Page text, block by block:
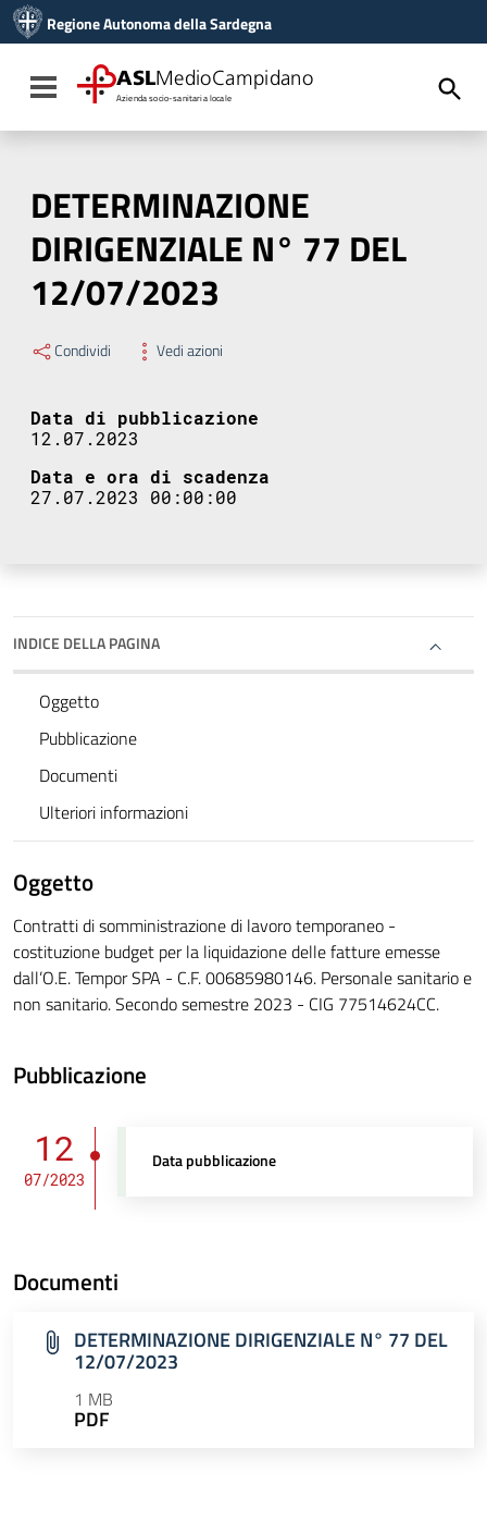
Vai al menu di navigazione
Vai al footer
Regione Autonoma della Sardegna
Toggle navigation
ASLMedioCampidano
Azienda socio-sanitaria locale
DETERMINAZIONE
DIRIGENZIALE N° 77 DEL
12/07/2023
Condividi Vedi azioni
Data di pubblicazione
12.07.2023
Data e ora di scadenza
27.07.2023 00:00:00
INDICE DELLA PAGINA
Oggetto
Pubblicazione
Documenti
Ulteriori informazioni
Oggetto
Contratti di somministrazione di lavoro temporaneo -
costituzione budget per la liquidazione delle fatture emesse
dall’O.E. Tempor SPA - C.F. 00685980146. Personale sanitario e
non sanitario. Secondo semestre 2023 - CIG 77514624CC.
Pubblicazione
12
07/2023
Data pubblicazione
Documenti
DETERMINAZIONE DIRIGENZIALE N° 77 DEL
12/07/2023
1 MB
PDF